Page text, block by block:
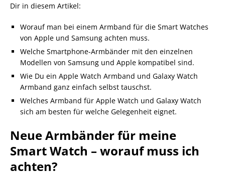
Dir in diesem Artikel:
Worauf man bei einem Armband für die Smart Watches
von Apple und Samsung achten muss.
Welche Smartphone-Armbänder mit den einzelnen
Modellen von Samsung und Apple kompatibel sind.
Wie Du ein Apple Watch Armband und Galaxy Watch
Armband ganz einfach selbst tauschst.
Welches Armband für Apple Watch und Galaxy Watch
sich am besten für welche Gelegenheit eignet.
Neue Armbänder für meine
Smart Watch – worauf muss ich
achten?